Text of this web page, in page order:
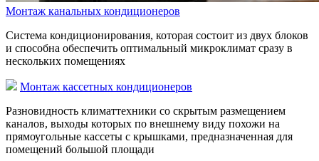
Монтаж канальных кондиционеров
Система кондиционирования, которая состоит из двух блоков
и способна обеспечить оптимальный микроклимат сразу в
нескольких помещениях
Монтаж кассетных кондиционеров
Разновидность климаттехники со скрытым размещением
каналов, выходы которых по внешнему виду похожи на
прямоугольные кассеты с крышками, предназначенная для
помещений большой площади